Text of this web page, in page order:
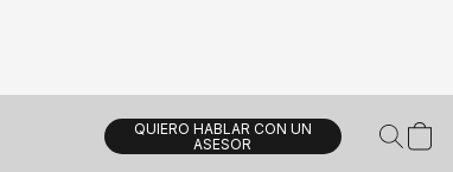
QUIERO HABLAR CON UN
ASESOR